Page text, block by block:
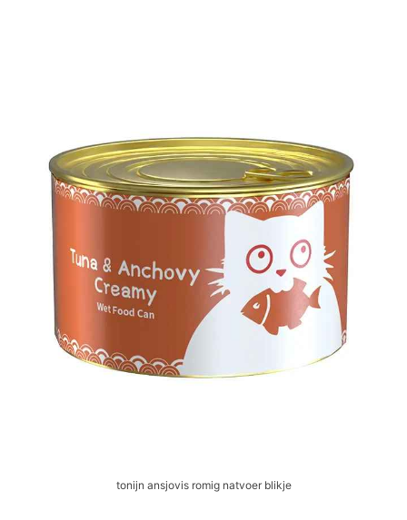
tonijn ansjovis romig natvoer blikje